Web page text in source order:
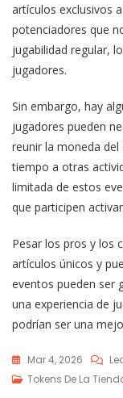
artículos exclusivos
potenciadores que
jugabilidad regular,
jugadores.
Sin embargo, hay
jugadores pueden
reunir la moneda
tiempo a otras
limitada de estos
que participen
Pesar los pros y los
artículos únicos y
eventos pueden ser
una experiencia de
podrían ser una
Mar 4, 2026
Tokens De La